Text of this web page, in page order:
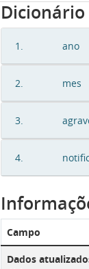
1. ano
2. mes
3.
4.
Campo
Dados